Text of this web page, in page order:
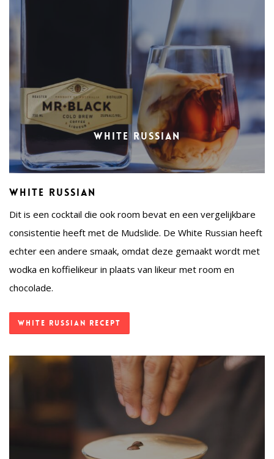
White Russian
White Russian
Dit is een cocktail die ook room bevat en een vergelijkbare
consistentie heeft met de Mudslide. De White Russian heeft
echter een andere smaak, omdat deze gemaakt wordt met
wodka en koffielikeur in plaats van likeur met room en
chocolade.
White Russian recept